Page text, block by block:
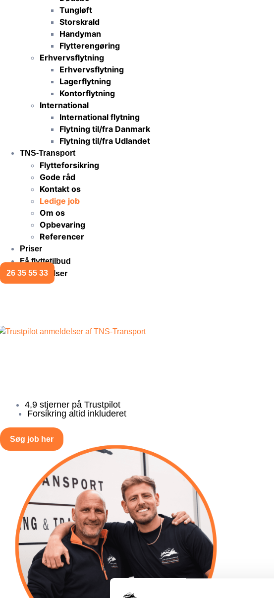
Tungløft
Storskrald
Handyman
Flytterengøring
Erhvervsflytning
Erhvervsflytning
Lagerflytning
Kontorflytning
International
International flytning
Flytning til/fra Danmark
Flytning til/fra Udlandet
TNS-Transport
Flytteforsikring
Gode råd
Kontakt os
Ledige job
Om os
Opbevaring
Referencer
Priser
Få flyttetilbud
Anmeldelser
26 35 55 33
4,9 stjerner på Trustpilot
Forsikring altid inkluderet
Søg job her